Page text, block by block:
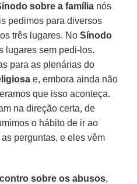
sobre a família nós
pedimos para diversos
três lugares. NoSínodo
lugares sem pedi-los.
para as plenárias do
e, embora ainda não
que isso aconteça.
na direção certa, de
o hábito de ir ao
perguntas, e eles vêm
sobre os abusos,